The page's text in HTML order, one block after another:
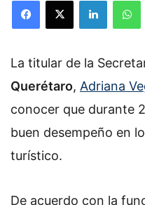
La titular de la
Querétaro, Adriana
conocer que durante
buen desempeño en
turístico.
De acuerdo con la